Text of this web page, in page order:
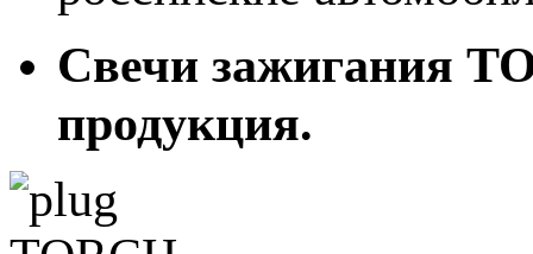
Свечи зажигания
продукция.